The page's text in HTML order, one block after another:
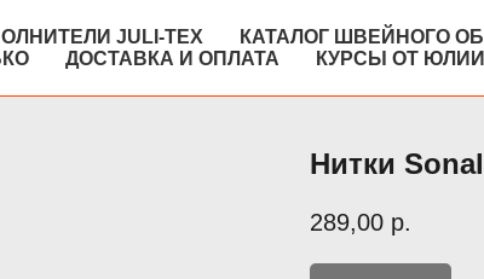
JULI-TEX
КАТАЛОГ ШВЕЙНОГО
ДОСТАВКА И ОПЛАТА КУРСЫ ОТ
Нитки
289,00 р.